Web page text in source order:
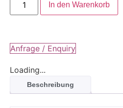
In den Warenkorb
Anfrage / Enquiry
Loading...
Beschreibung